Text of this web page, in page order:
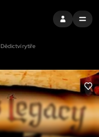
PŘIHLÁSIT SE
MENU
Dědictví rytíře
LIKE